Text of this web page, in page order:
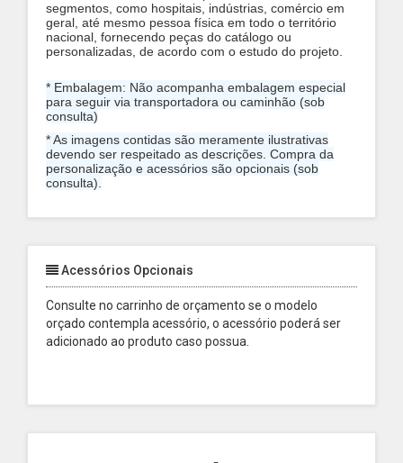
segmentos, como hospitais, indústrias, comércio em
geral, até mesmo pessoa física em todo o território
nacional, fornecendo peças do catálogo ou
personalizadas, de acordo com o estudo do projeto.
* Embalagem: Não acompanha embalagem especial
para seguir via transportadora ou caminhão (sob
consulta)
* As imagens contidas são meramente ilustrativas
devendo ser respeitado as descrições. Compra da
personalização e acessórios são opcionais (sob
consulta).
Acessórios Opcionais
Consulte no carrinho de orçamento se o modelo
orçado contempla acessório, o acessório poderá ser
adicionado ao produto caso possua.